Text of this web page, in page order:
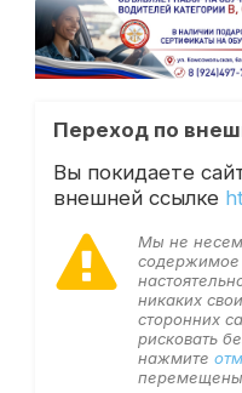
Переход по
Вы покидаете
внешней ссылке
Мы не несем
содержимое
никаких
сторонних
рисковать
нажмите